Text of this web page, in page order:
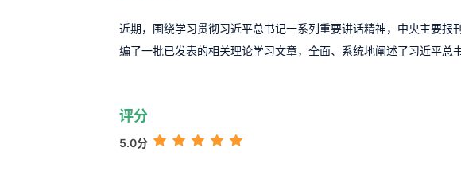
近期，围绕学习贯彻习近平总书记一系列重要讲话精神，中央主要
编了一批已发表的相关理论学习文章，全面、系统地阐述了习近平总
评分
5.0分